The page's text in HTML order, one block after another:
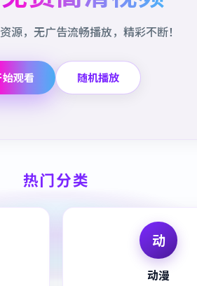
源，无广告流畅播放，精彩不断！
观看 随机播放
热门分类
动
动漫